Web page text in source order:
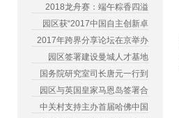
2018龙舟赛：端午粽香四溢
园区获“2017中国自主创新卓
2017年跨界分享论坛在京举办
园区签署建设曼城人才基地
国务院研究室司长唐元一行到
园区与英国皇家马恩岛签署合
中关村支持主办首届哈佛中国